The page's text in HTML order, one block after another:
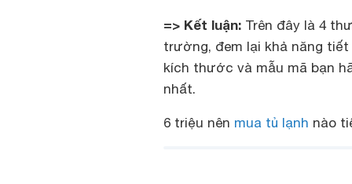
=> Kết luận: Trên đây là 4
trường, đem lại khả năng
kích thước và mẫu mã bạn
nhất.
6 triệu nên mua tủ lạnh nào